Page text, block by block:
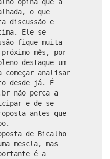
o que
discussão e
Ele se
fique muita
mês, por
destaque um
começar analisar
desde já. É
não perca a
e de se
antes que
de Bicalho
mescla, mas
é a